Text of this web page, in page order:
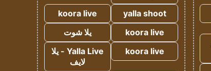
yalla shoot
koora live
koora live
يلا شوت
koora live
Yalla Live - يلا
لايف